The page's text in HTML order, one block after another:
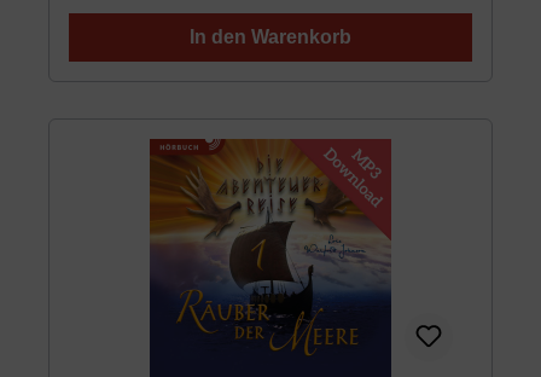
Wikingerhorden entführt. Von da an sind sie Mikkel
ausgeliefert, dem stolzen jungen Anführer der
Wikinger …Für Jungen und Mädchen ab 10 Jahren
In den Warenkorb